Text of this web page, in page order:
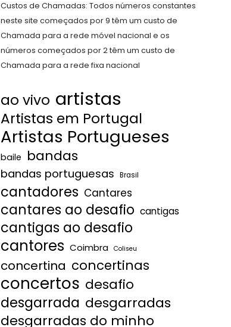
Custos de Chamadas: Todos números constantes
neste site começados por 9 têm um custo de
Chamada para a rede móvel nacional e os
números começados por 2 têm um custo de
Chamada para a rede fixa nacional
ao vivo artistas
Artistas em Portugal
Artistas Portugueses
baile bandas
bandas portuguesas Brasil
cantadores Cantares
cantares ao desafio cantigas
cantigas ao desafio
cantores Coimbra Coliseu
concertina concertinas
concertos desafio
desgarrada desgarradas
desgarradas do minho